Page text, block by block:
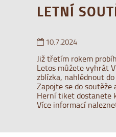
LETNÍ
10.7.2024
Již třetím rokem
Letos můžete vyhrát
zblízka, nahlédnout
Zapojte se do
Herní tiket dostanete
Více informací